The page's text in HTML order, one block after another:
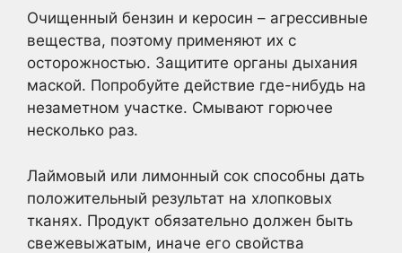
Очищенный бензин и керосин – агрессивные
вещества, поэтому применяют их с
осторожностью. Защитите органы дыхания
маской. Попробуйте действие где-нибудь на
незаметном участке. Смывают горючее
несколько раз.
Лаймовый или лимонный сок способны дать
положительный результат на хлопковых
тканях. Продукт обязательно должен быть
свежевыжатым, иначе его свойства